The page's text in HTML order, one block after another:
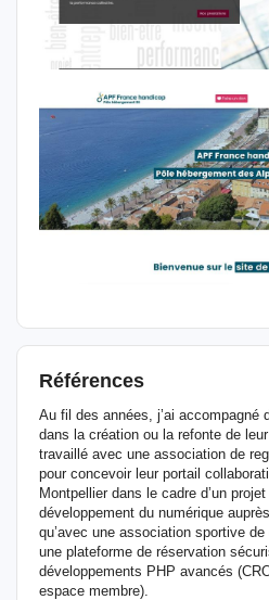
Références
Au fil des années, j’ai accompagné
dans la création ou la refonte de
travaillé avec une association de
pour concevoir leur portail
Montpellier dans le cadre d’un
développement du numérique
qu’avec une association sportive
une plateforme de réservation
développements PHP avancés
espace membre).